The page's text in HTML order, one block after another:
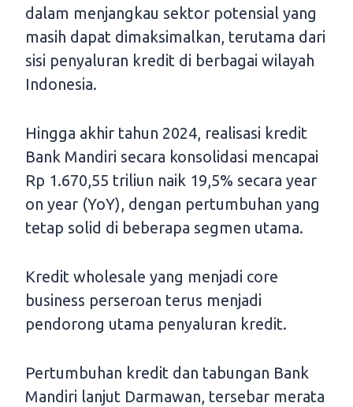
dalam menjangkau sektor potensial yang
masih dapat dimaksimalkan, terutama dari
sisi penyaluran kredit di berbagai wilayah
Indonesia.
Hingga akhir tahun 2024, realisasi kredit
Bank Mandiri secara konsolidasi mencapai
Rp 1.670,55 triliun naik 19,5% secara year
on year (YoY), dengan pertumbuhan yang
tetap solid di beberapa segmen utama.
Kredit wholesale yang menjadi core
business perseroan terus menjadi
pendorong utama penyaluran kredit.
Pertumbuhan kredit dan tabungan Bank
Mandiri lanjut Darmawan, tersebar merata